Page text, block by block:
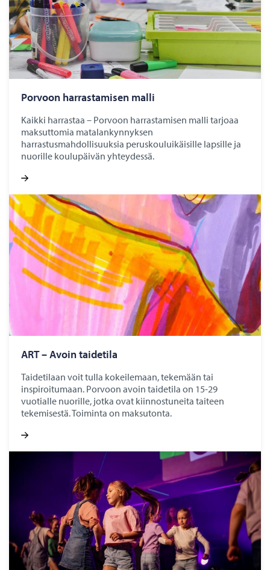
Por­voon har­ras­ta­mi­sen malli
Kaikki harrastaa – Porvoon harrastamisen malli tarjoaa
maksuttomia matalankynnyksen
harrastusmahdollisuuksia peruskouluikäisille lapsille ja
nuorille koulupäivän yhteydessä.
ART – Avoin tai­de­ti­la
Taidetilaan voit tulla kokeilemaan, tekemään tai
inspiroitumaan. Porvoon avoin taidetila on 15-29
vuotialle nuorille, jotka ovat kiinnostuneita taiteen
tekemisestä. Toiminta on maksutonta.